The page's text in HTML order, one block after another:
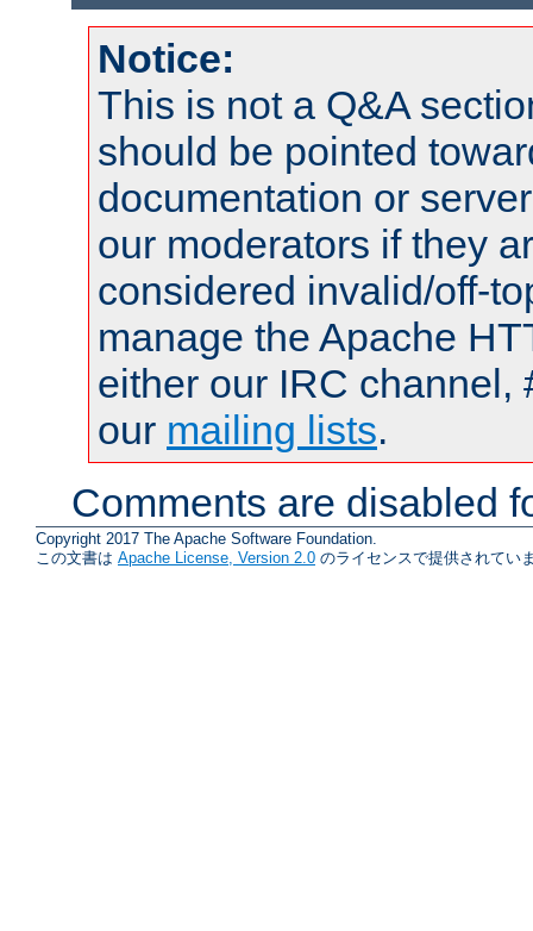
Notice:
This is not a Q&A
should be pointed
documentation or
our moderators if they
considered invalid/off-
manage the Apache
either our IRC channel,
our mailing lists.
Comments are disabled
Copyright 2017 The Apache Software Foundation.
この文書は Apache License, Version 2.0 のライセンスで提供されてい